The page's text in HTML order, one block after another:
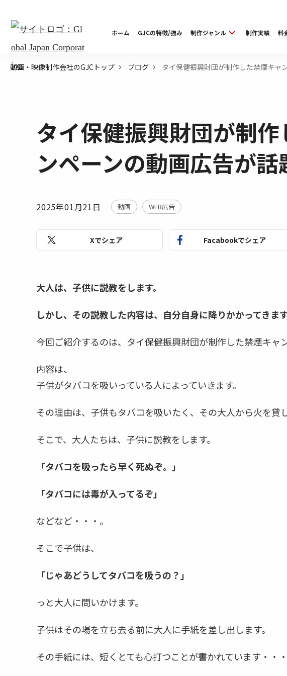
ホーム GJCの特徴/強み 制作ジャンル 制作実績 料
動画・映像制作会社のGJCトップ ブログ タイ保健振興財団が制作した禁煙キャ
タイ保健振興財団が制
ンペーンの動画広告が話
2025年01月21日 動画 WEB広告
Xでシェア Facabookでシェア
大人は、子供に説教をします。
しかし、その説教した内容は、自分自身に降りかかってきます
今回ご紹介するのは、タイ保健振興財団が制作した禁煙キャ
内容は、
子供がタバコを吸いっている人によっていきます。
その理由は、子供もタバコを吸いたく、その大人から火を貸
そこで、大人たちは、子供に説教をします。
「タバコを吸ったら早く死ぬぞ。」
「タバコには毒が入ってるぞ」
などなど・・・。
そこで子供は、
「じゃあどうしてタバコを吸うの？」
っと大人に問いかけます。
子供はその場を立ち去る前に大人に手紙を差し出します。
その手紙には、短くとても心打つことが書かれています・・・